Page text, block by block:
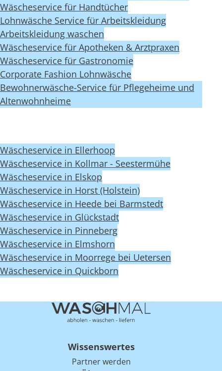
Wäscheservice für Handtücher
Lohnwäsche Service für Arbeitskleidung
Arbeitskleidung waschen
Wäscheservice für Apotheken & Arztpraxen
Wäscheservice für Gastronomie
Corporate Fashion Lohnwäsche
Bewohnerwäsche-Service für Pflegeheime und
Altenwohnheime
Wäscheservice in Ellerhoop
Wäscheservice in Kollmar - Seestermühe
Wäscheservice in Elskop
Wäscheservice in Horst (Holstein)
Wäscheservice in Heede bei Barmstedt
Wäscheservice in Glückstadt
Wäscheservice in Pinneberg
Wäscheservice in Elmshorn
Wäscheservice in Moorrege bei Uetersen
Wäscheservice in Quickborn
Wissenswertes
Partner werden